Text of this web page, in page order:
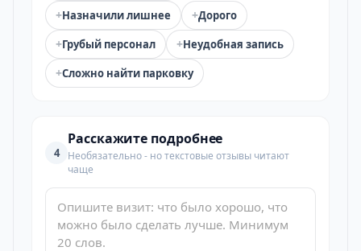
+Назначили лишнее +Дорого
+Грубый персонал +Неудобная запись
+Сложно найти парковку
4
Расскажите подробнее
Необязательно - но текстовые отзывы читают
чаще